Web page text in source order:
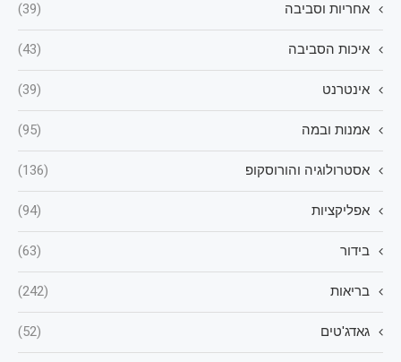
אחריות וסביבה (39)
איכות הסביבה (43)
אינטרנט (39)
אמנות ובמה (95)
אסטרולוגיה והורוסקופ (136)
אפליקציות (94)
בידור (63)
בריאות (242)
גאדג'טים (52)